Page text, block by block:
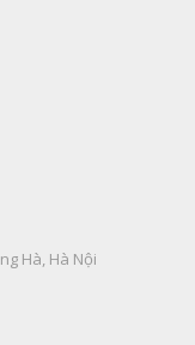
Hà, Hà Nội